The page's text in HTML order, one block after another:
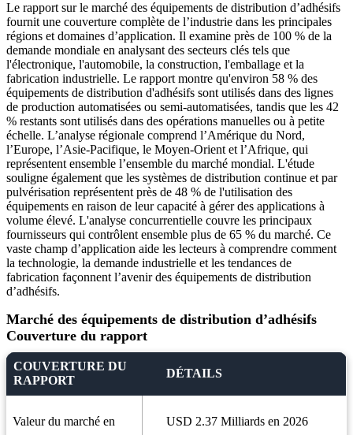
Le rapport sur le marché des équipements de distribution d’adhésifs
fournit une couverture complète de l’industrie dans les principales
régions et domaines d’application. Il examine près de 100 % de la
demande mondiale en analysant des secteurs clés tels que
l'électronique, l'automobile, la construction, l'emballage et la
fabrication industrielle. Le rapport montre qu'environ 58 % des
équipements de distribution d'adhésifs sont utilisés dans des lignes
de production automatisées ou semi-automatisées, tandis que les 42
% restants sont utilisés dans des opérations manuelles ou à petite
échelle. L’analyse régionale comprend l’Amérique du Nord,
l’Europe, l’Asie-Pacifique, le Moyen-Orient et l’Afrique, qui
représentent ensemble l’ensemble du marché mondial. L'étude
souligne également que les systèmes de distribution continue et par
pulvérisation représentent près de 48 % de l'utilisation des
équipements en raison de leur capacité à gérer des applications à
volume élevé. L'analyse concurrentielle couvre les principaux
fournisseurs qui contrôlent ensemble plus de 65 % du marché. Ce
vaste champ d’application aide les lecteurs à comprendre comment
la technologie, la demande industrielle et les tendances de
fabrication façonnent l’avenir des équipements de distribution
d’adhésifs.
Marché des équipements de distribution d’adhésifs
Couverture du rapport
COUVERTURE DU
RAPPORT
DÉTAILS
Valeur du marché en USD 2.37 Milliards en 2026